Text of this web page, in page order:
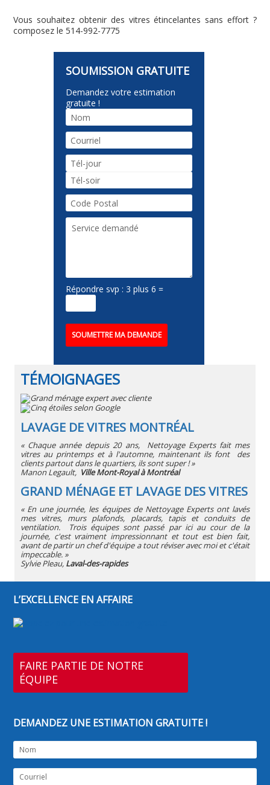
Vous souhaitez obtenir des vitres étincelantes sans effort ?
composez le 514-992-7775
Demandez votre estimation
gratuite !
Répondre svp : 3 plus 6 =
TÉMOIGNAGES
LAVAGE DE VITRES MONTRÉAL
« Chaque année depuis 20 ans, Nettoyage Experts fait mes
vitres au printemps et à l'automne, maintenant ils font des
clients partout dans le quartiers, ils sont super ! »
Manon Legault, Ville Mont-Royal à Montréal
GRAND MÉNAGE ET LAVAGE DES VITRES
« En une journée, les équipes de Nettoyage Experts ont lavés
mes vitres, murs plafonds, placards, tapis et conduits de
ventilation. Trois équipes sont passé par ici au cour de la
journée, c'est vraiment impressionnant et tout est bien fait,
avant de partir un chef d'équipe a tout réviser avec moi et c'était
impeccable. »
Sylvie Pleau, Laval-des-rapides
L’EXCELLENCE EN AFFAIRE
FAIRE PARTIE DE NOTRE
ÉQUIPE
DEMANDEZ UNE ESTIMATION GRATUITE !